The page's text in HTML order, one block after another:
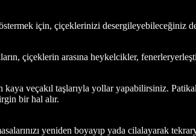
için, çiçeklerinizi
çiçeklerin arasına heykelcikler,
veçakıl taşlarıyla yollar yapabilirsiniz.
bir hal alır.
yeniden boyayıp yada cilalayarak